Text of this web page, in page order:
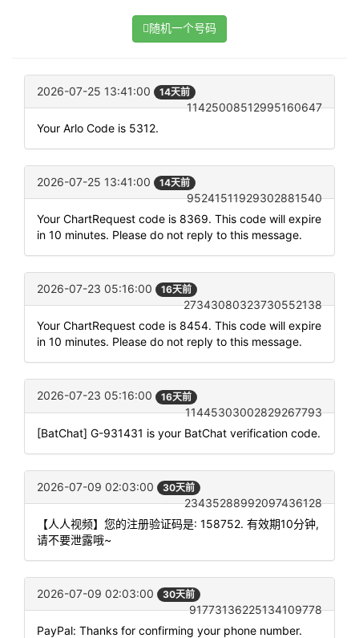
随机一个号码
2026-07-25 13:41:00 14天前
11425008512995160647
Your Arlo Code is 5312.
2026-07-25 13:41:00 14天前
95241511929302881540
Your ChartRequest code is 8369. This code will expire
in 10 minutes. Please do not reply to this message.
2026-07-23 05:16:00 16天前
27343080323730552138
Your ChartRequest code is 8454. This code will expire
in 10 minutes. Please do not reply to this message.
2026-07-23 05:16:00 16天前
11445303002829267793
[BatChat] G-931431 is your BatChat verification code.
2026-07-09 02:03:00 30天前
23435288992097436128
【人人视频】您的注册验证码是: 158752. 有效期10分钟,
请不要泄露哦~
2026-07-09 02:03:00 30天前
91773136225134109778
PayPal: Thanks for confirming your phone number.